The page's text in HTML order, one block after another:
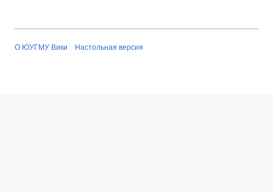
О ЮУГМУ Вики Настольная версия